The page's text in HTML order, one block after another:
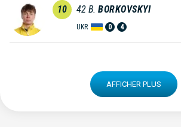
10 42 B. BORKOVSKYI
UKR 0 4
AFFICHER PLUS